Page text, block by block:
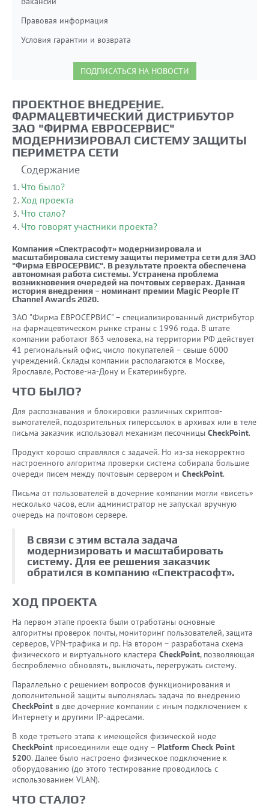
Правовая информация
Условия гарантии и возврата
ПОДПИСАТЬСЯ НА НОВОСТИ
ПРОЕКТНОЕ ВНЕДРЕНИЕ.
ФАРМАЦЕВТИЧЕСКИЙ ДИСТРИБУТОР
ЗАО "ФИРМА ЕВРОСЕРВИС"
МОДЕРНИЗИРОВАЛ СИСТЕМУ ЗАЩИТЫ
ПЕРИМЕТРА СЕТИ
Содержание
Что было?
Ход проекта
Что стало?
Что говорят участники проекта?
Компания «Спектрасофт» модернизировала и
масштабировала систему защиты периметра сети для ЗАО
"Фирма ЕВРОСЕРВИС". В результате проекта обеспечена
автономная работа системы. Устранена проблема
возникновения очередей на почтовых серверах. Данная
история внедрения – номинант премии Magic People IT
Channel Awards 2020.
ЗАО "Фирма ЕВРОСЕРВИС" – специализированный дистрибутор
на фармацевтическом рынке страны с 1996 года. В штате
компании работают 863 человека, на территории РФ действует
41 региональный офис, число покупателей – свыше 6000
учреждений. Склады компании располагаются в Москве,
Ярославле, Ростове-на-Дону и Екатеринбурге.
ЧТО БЫЛО?
Для распознавания и блокировки различных скриптов-
вымогателей, подозрительных гиперссылок в архивах или в теле
письма заказчик использовал механизм песочницы CheckPoint.
Продукт хорошо справлялся с задачей. Но из-за некорректно
настроенного алгоритма проверки система собирала большие
очереди писем между почтовым сервером и CheckPoint.
Письма от пользователей в дочерние компании могли «висеть»
несколько часов, если администратор не запускал вручную
очередь на почтовом сервере.
В связи с этим встала задача
модернизировать и масштабировать
систему. Для ее решения заказчик
обратился в компанию «Спектрасофт».
ХОД ПРОЕКТА
На первом этапе проекта были отработаны основные
алгоритмы проверок почты, мониторинг пользователей, защита
серверов, VPN-трафика и пр. На втором – разработана схема
физического и виртуального кластера CheckPoint, позволяющая
беспроблемно обновлять, выключать, перегружать систему.
Параллельно с решением вопросов функционирования и
дополнительной защиты выполнялась задача по внедрению
CheckPoint в две дочерние компании с иным подключением к
Интернету и другими IP-адресами.
В ходе третьего этапа к имеющейся физической ноде
CheckPoint присоединили еще одну – Platform Check Point
5200. Далее было настроено физическое подключение к
оборудованию (до этого тестирование проводилось с
использованием VLAN).
ЧТО СТАЛО?